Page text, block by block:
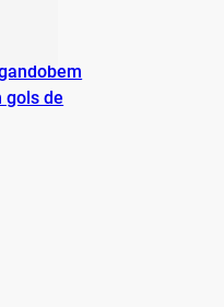
gols de